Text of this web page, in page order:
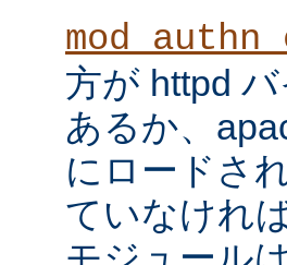
方が httpd
あるか、
にロードさ
ていなけれ